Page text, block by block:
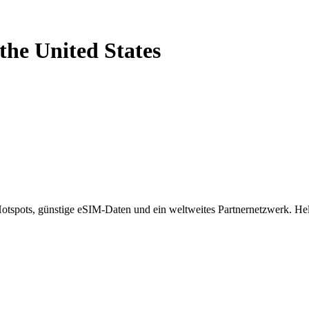
the United States
günstige eSIM-Daten und ein weltweites Partnernetzwerk.